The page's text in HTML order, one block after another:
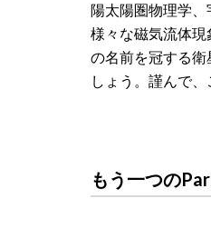
陽太陽圏物理学
様々な磁気流体
の名前を冠する
しょう。謹んで
もう一つの